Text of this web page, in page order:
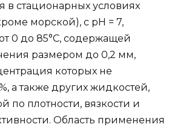
в стационарных условиях
морской), с рН = 7,
0 до 85°С, содержащей
размером до 0,2 мм,
которых не
а также других жидкостей,
по плотности, вязкости и
Область применения